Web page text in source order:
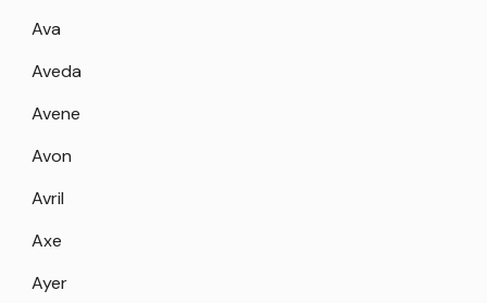
Ava
Aveda
Avene
Avon
Avril
Axe
Ayer